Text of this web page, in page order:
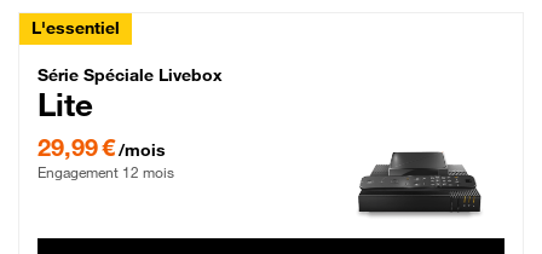
L'essentiel
Série Spéciale Livebox Lite Fibre
Série Spéciale Livebox
Lite
29,99 €/mois
Engagement 12 mois